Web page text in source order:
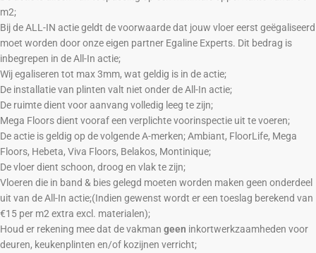
m2;
Bij de ALL-IN actie geldt de voorwaarde dat jouw vloer eerst geëgaliseerd
moet worden door onze eigen partner Egaline Experts. Dit bedrag is
inbegrepen in de All-In actie;
Wij egaliseren tot max 3mm, wat geldig is in de actie;
De installatie van plinten valt niet onder de All-In actie;
De ruimte dient voor aanvang volledig leeg te zijn;
Mega Floors dient vooraf een verplichte voorinspectie uit te voeren;
De actie is geldig op de volgende A-merken; Ambiant, FloorLife, Mega
Floors, Hebeta, Viva Floors, Belakos, Montinique;
De vloer dient schoon, droog en vlak te zijn;
Vloeren die in band & bies gelegd moeten worden maken geen onderdeel
uit van de All-In actie;(Indien gewenst wordt er een toeslag berekend van
€15 per m2 extra excl. materialen);
Houd er rekening mee dat de vakman geen inkortwerkzaamheden voor
deuren, keukenplinten en/of kozijnen verricht;